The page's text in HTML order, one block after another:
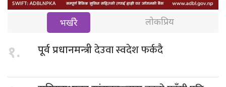
भर्खरै लोकप्रिय
१. पूर्व प्रधानमन्त्रीदेउवा स्वदेश फर्कदै